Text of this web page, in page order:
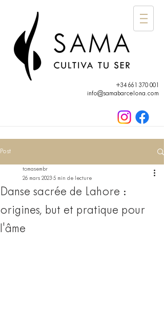
+34 661 370 001
info@samabarcelona.com
Post
Danse sacrée de Lahore :
origines, but et pratique pour
l'âme
tomasembr
26 mars 2023 5 min de lecture